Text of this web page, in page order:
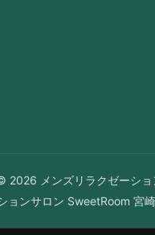
2026 メンズリラクゼーシ
ョンサロン SweetRoom 宮